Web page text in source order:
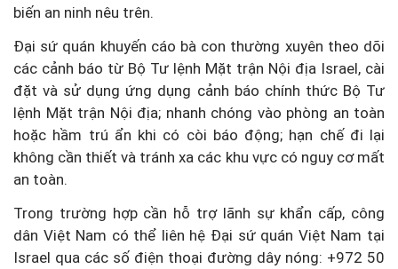
biến an ninh nêu trên.
Đại sứ quán khuyến cáo bà con thường xuyên theo dõi
các cảnh báo từ Bộ Tư lệnh Mặt trận Nội địa Israel, cài
đặt và sử dụng ứng dụng cảnh báo chính thức Bộ Tư
lệnh Mặt trận Nội địa; nhanh chóng vào phòng an toàn
hoặc hầm trú ẩn khi có còi báo động; hạn chế đi lại
không cần thiết và tránh xa các khu vực có nguy cơ mất
an toàn.
Trong trường hợp cần hỗ trợ lãnh sự khẩn cấp, công
dân Việt Nam có thể liên hệ Đại sứ quán Việt Nam tại
Israel qua các số điện thoại đường dây nóng: +972 50